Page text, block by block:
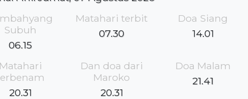
Subuh
06.15
Matahari terbit
07.30
Doa Siang
14.01
Matahari
20.31
Dan doa dari
Maroko
20.31
Doa Malam
21.41